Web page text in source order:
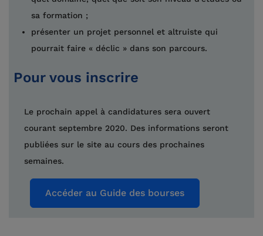
sa formation ;
présenter un projet personnel et altruiste qui
pourrait faire « déclic » dans son parcours.
Pour vous inscrire
Le prochain appel à candidatures sera ouvert
courant septembre 2020. Des informations seront
publiées sur le site au cours des prochaines
semaines.